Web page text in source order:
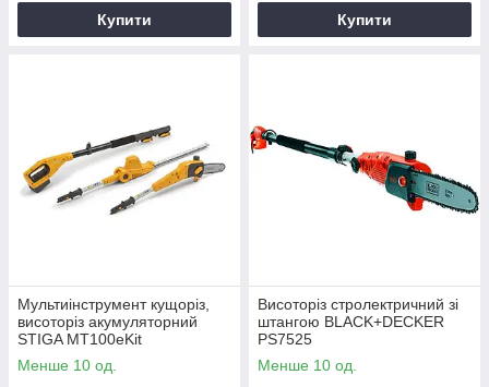
Купити Купити
Мультиінструмент кущоріз,
висоторіз акумуляторний
STIGA MT100eKit
Менше 10 од.
Висоторіз стролектричний зі
штангою BLACK+DECKER
PS7525
Менше 10 од.